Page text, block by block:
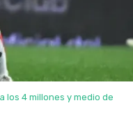
los 4 millones y medio de